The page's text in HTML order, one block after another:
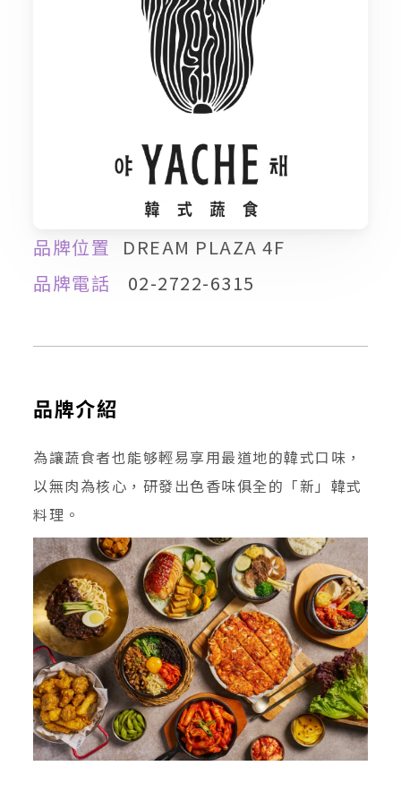
品牌位置
DREAM PLAZA 4F
品牌電話
02-2722-6315
品牌介紹
為讓蔬食者也能够輕易享用最道地的韓式口味，
以無肉為核心，研發出色香味俱全的「新」韓式
料理。